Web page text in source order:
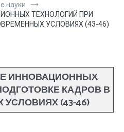
науки
ТЕХНОЛОГИЙ ПРИ
УСЛОВИЯХ (43-46)
ИННОВАЦИОННЫХ
КАДРОВ В
(43-46)